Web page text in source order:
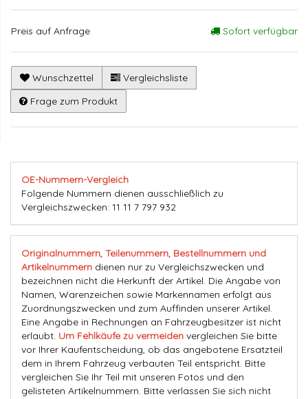
Preis auf Anfrage Sofort verfügbar
Wunschzettel
Vergleichsliste
Frage zum Produkt
OE-Nummern-Vergleich
Folgende Nummern dienen ausschließlich zu
Vergleichszwecken: 11 11 7 797 932
Originalnummern, Teilenummern, Bestellnummern und
Artikelnummern dienen nur zu Vergleichszwecken und
bezeichnen nicht die Herkunft der Artikel. Die Angabe von
Namen, Warenzeichen sowie Markennamen erfolgt aus
Zuordnungszwecken und zum Auffinden unserer Artikel.
Eine Angabe in Rechnungen an Fahrzeugbesitzer ist nicht
erlaubt. Um Fehlkäufe zu vermeiden vergleichen Sie bitte
vor Ihrer Kaufentscheidung, ob das angebotene Ersatzteil
dem in Ihrem Fahrzeug verbauten Teil entspricht. Bitte
vergleichen Sie Ihr Teil mit unseren Fotos und den
gelisteten Artikelnummern. Bitte verlassen Sie sich nicht